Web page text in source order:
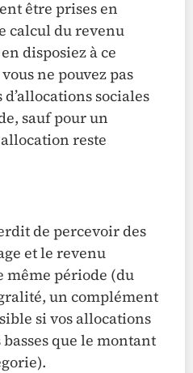
être prises en
calcul du revenu
disposiez à ce
ne pouvez pas
sociales
sauf pour un
reste
de percevoir des
et le revenu
même période (du
un complément
si vos allocations
que le montant